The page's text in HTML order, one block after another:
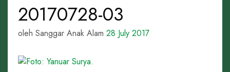
20170728-03
oleh Sanggar Anak Alam 28 July 2017